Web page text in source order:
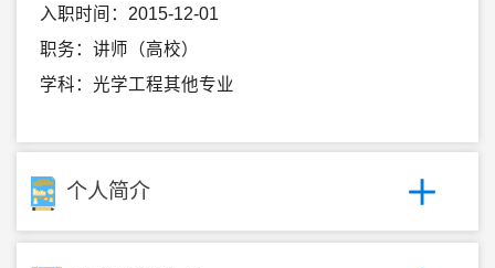
入职时间：2015-12-01
职务：讲师（高校）
学科：光学工程其他专业
个人简介